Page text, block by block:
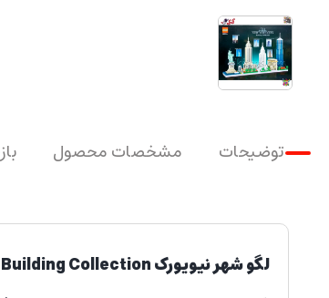
توضیحات مشخصات محصول
لگو شهر نیویورک New York City Building Collection